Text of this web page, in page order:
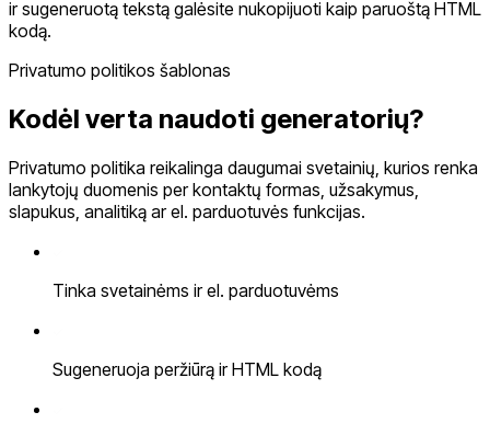
ir sugeneruotą tekstą galėsite nukopijuoti kaip paruoštą HTML
kodą.
Privatumo politikos šablonas
Kodėl verta naudoti generatorių?
Privatumo politika reikalinga daugumai svetainių, kurios renka
lankytojų duomenis per kontaktų formas, užsakymus,
slapukus, analitiką ar el. parduotuvės funkcijas.
Tinka svetainėms ir el. parduotuvėms
Sugeneruoja peržiūrą ir HTML kodą